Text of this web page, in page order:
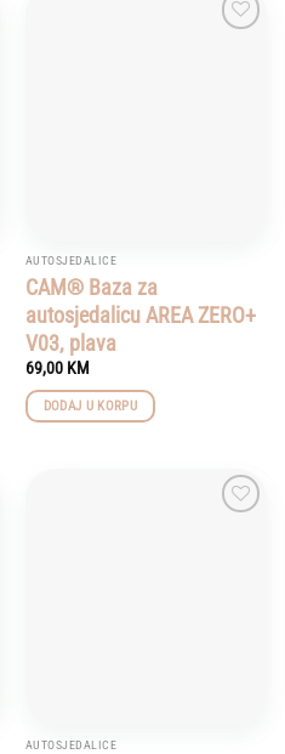
AUTOSJEDALICE
CAM® Baza za
autosjedalicu AREA ZERO+
V03, plava
69,00 KM
DODAJ U KORPU
AUTOSJEDALICE